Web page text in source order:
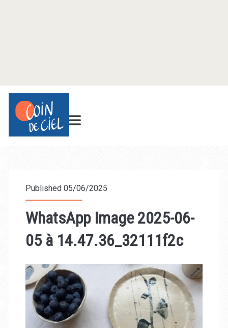
Published 05/06/2025
WhatsApp Image 2025-06-
05 à 14.47.36_32111f2c